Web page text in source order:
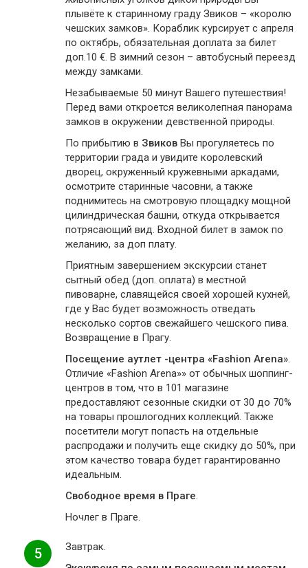
плывёте к старинному граду Звиков – «королю
чешских замков». Кораблик курсирует с апреля
по октябрь, обязательная доплата за билет
доп.10 €. В зимний сезон – автобусный переезд
между замками.
Незабываемые 50 минут Вашего путешествия!
Перед вами откроется великолепная панорама
замков в окружении девственной природы.
По прибытию в Звиков Вы прогуляетесь по
территории града и увидите королевский
дворец, окруженный кружевными аркадами,
осмотрите старинные часовни, а также
поднимитесь на смотровую площадку мощной
цилиндрическая башни, откуда открывается
потрясающий вид. Входной билет в замок по
желанию, за доп плату.
Приятным завершением экскурсии станет
сытный обед (доп. оплата) в местной
пивоварне, славящейся своей хорошей кухней,
где у Вас будет возможность отведать
несколько сортов свежайшего чешского пива.
Возвращение в Прагу.
Посещение аутлет -центра «Fashion Arena».
Отличие «Fashion Arena»» от обычных шоппинг-
центров в том, что в 101 магазине
предоставляют сезонные скидки от 30 до 70%
на товары прошлогодних коллекций. Также
посетители могут попасть на отдельные
распродажи и получить еще скидку до 50%, при
этом качество товара будет гарантированно
идеальным.
Свободное время в Праге.
Ночлег в Праге.
5
Завтрак.